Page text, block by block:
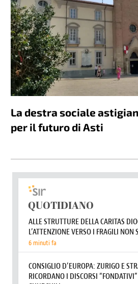
La destra sociale
per il futuro di Asti